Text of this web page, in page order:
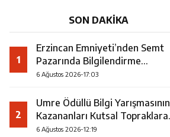
SON DAKİKA
1
Erzincan Emniyeti’nden Semt
Pazarında Bilgilendirme
Faaliyeti
6 Ağustos 2026-17:03
2
Umre Ödüllü Bilgi Yarışmasının
Kazananları Kutsal Topraklara
Uğurlandı
6 Ağustos 2026-12:19